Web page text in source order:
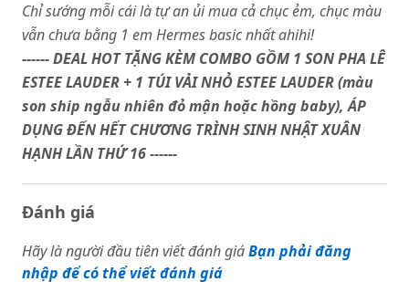
Chỉ sướng mỗi cái là tự an ủi mua cả chục ẻm, chục màu
vẫn chưa bằng 1 em Hermes basic nhất ahihi!
------ DEAL HOT TẶNG KÈM COMBO GỒM 1 SON PHA LÊ
ESTEE LAUDER + 1 TÚI VẢI NHỎ ESTEE LAUDER (màu
son ship ngẫu nhiên đỏ mận hoặc hồng baby), ÁP
DỤNG ĐẾN HẾT CHƯƠNG TRÌNH SINH NHẬT XUÂN
HẠNH LẦN THỨ 16 ------
Đánh giá
Hãy là người đầu tiên viết đánh giáBạn phải đăng
nhập để có thể viết đánh giá